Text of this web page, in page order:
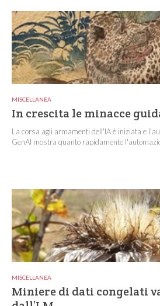
MISCELLANEA
In crescita le minacce
La corsa agli armamenti dell'IA è iniziata e
GenAI mostra quanto rapidamente
MISCELLANEA
Miniere di dati congelati